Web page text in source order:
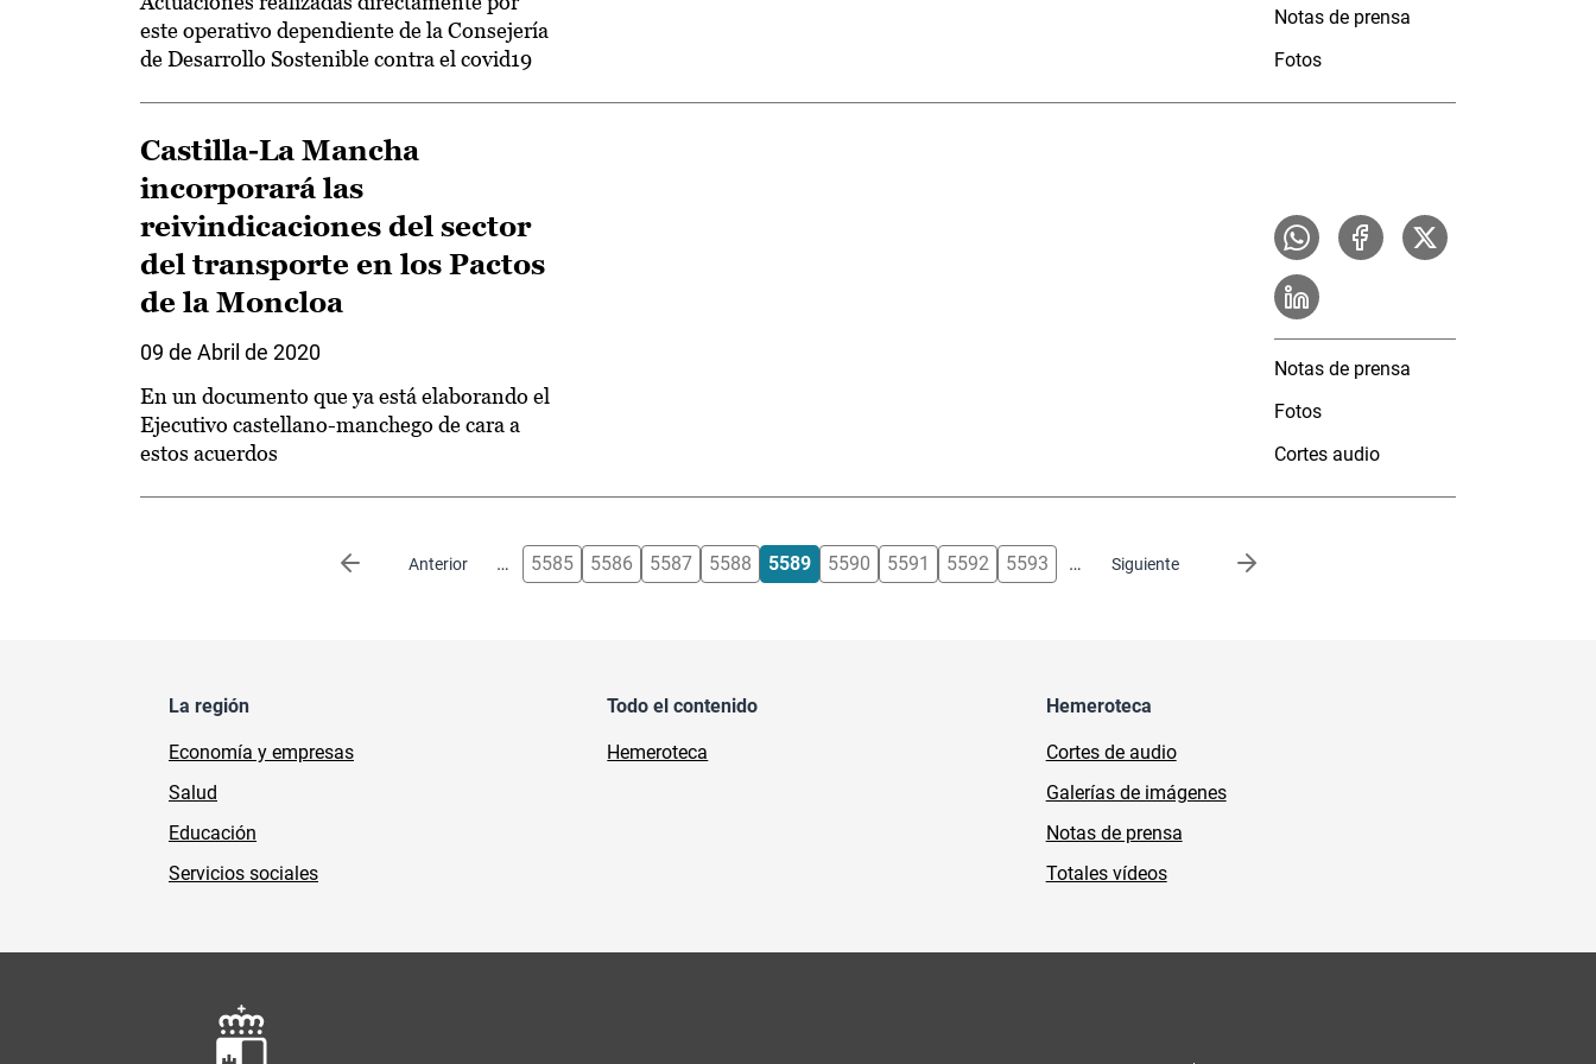
este operativo dependiente de la Consejería
de Desarrollo Sostenible contra el covid19
Notas de prensa
Fotos
Castilla-La Mancha
incorporará las
reivindicaciones del sector
del transporte en los Pactos
de la Moncloa
09 de Abril de 2020
En un documento que ya está elaborando el
Ejecutivo castellano-manchego de cara a
estos acuerdos
Notas de prensa
Fotos
Cortes audio
Anterior
Página anterior … 5585 5586 5587 5588 5589 5590 5591 5592 5593 … Siguiente
Siguiente página
La región
Economía y empresas
Salud
Educación
Servicios sociales
Todo el contenido
Hemeroteca
Hemeroteca
Cortes de audio
Galerías de imágenes
Notas de prensa
Totales vídeos